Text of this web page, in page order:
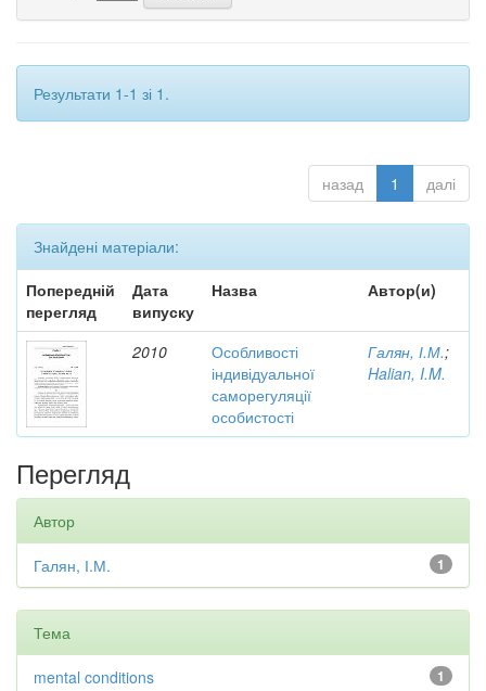
Результати 1-1 зі 1.
назад 1 далі
Знайдені матеріали:
Попередній
перегляд
Дата
випуску
Назва Автор(и)
2010
Особливості
індивідуальної
саморегуляції
особистості
Галян, І.М.;
Halian, I.M.
Перегляд
Автор
1
Галян, І.М.
Тема
1
mental conditions